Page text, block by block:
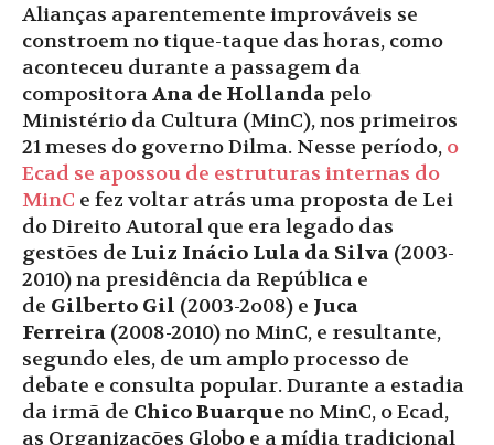
Alianças aparentemente improváveis se
constroem no tique-taque das horas, como
aconteceu durante a passagem da
compositoraAna de Hollandapelo
Ministério da Cultura (MinC), nos primeiros
21 meses do governo Dilma. Nesse período, o
Ecad se apossou de estruturas internas do
MinC e fez voltar atrás uma proposta de Lei
do Direito Autoral que era legado das
gestões de Luiz Inácio Lula da Silva (2003-
2010)na presidência da República e
de Gilberto Gil (2003-2o08) e Juca
Ferreira (2008-2010) no MinC, e resultante,
segundo eles, de um amplo processo de
debate e consulta popular. Durante a estadia
da irmã de Chico Buarqueno MinC, o Ecad,
as Organizações Globo e a mídia tradicional